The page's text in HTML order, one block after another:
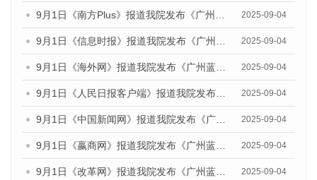
2025-09-04
2025-09-04
2025-09-04
2025-09-04
2025-09-04
2025-09-04
2025-09-04